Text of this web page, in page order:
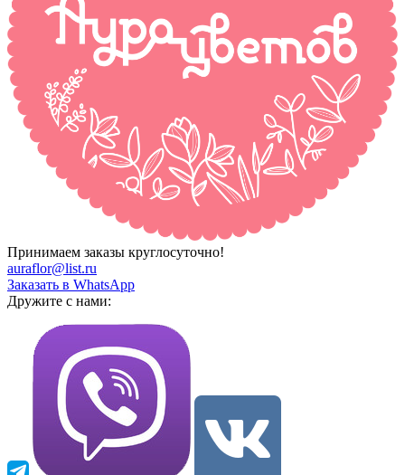
Принимаем заказы круглосуточно!
auraflor@list.ru
Заказать в WhatsApp
Дружите с нами: